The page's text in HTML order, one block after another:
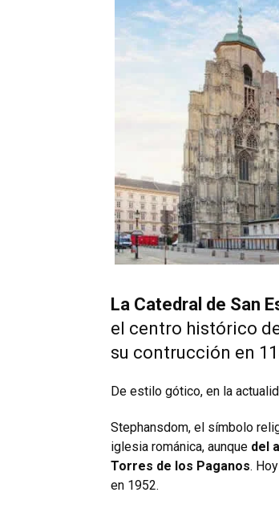
La Catedral de San
el centro histórico
su contrucción en
De estilo gótico, en la
Stephansdom, el símbolo
iglesia románica, aunque del
Torres de los Paganos.
en 1952.